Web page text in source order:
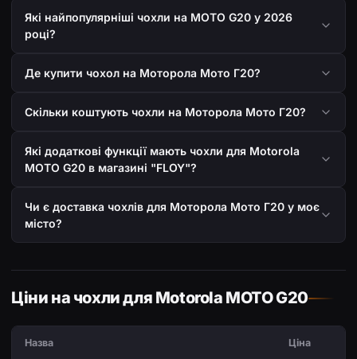
Які найпопулярніші чохли на MOTO G20 у 2026
році?
Де купити чохол на Моторола Мото Г20?
Скільки коштують чохли на Моторола Мото Г20?
Які додаткові функції мають чохли для Motorola
MOTO G20 в магазині "FLOY"?
Чи є доставка чохлів для Моторола Мото Г20 у моє
місто?
Ціни на чохли для Motorola MOTO G20
Назва Ціна